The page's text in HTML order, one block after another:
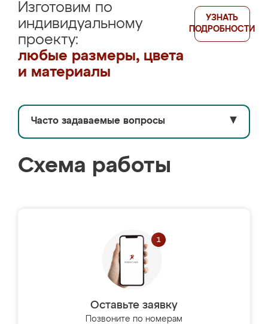
Изготовим по
индивидуальному
проекту:
любые размеры, цвета
и материалы
УЗНАТЬ
ПОДРОБНОСТИ
Часто задаваемые вопросы ▼
Схема работы
Оставьте заявку
Позвоните по номерам